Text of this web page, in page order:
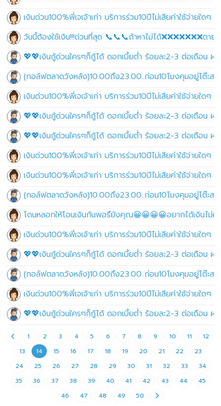
เงินด่วน100%พี่เจเจ้าเก่า บริการร่วม10ปีไม่เสียค่าใช้จ่ายใดๆ
วันนี้ต้องใช้เงิน!!!ด่วนที่สุด 📞📞📞ถ้าหาไม่ได้❌❌❌❌❌❌❌ต
💖💖เงินกู้ด่วนใครๆก็กู้ได้ ดอกเบี้ยต่ำ ร้อยละ2-3 ต่อเดือน ผ่
(กอล์ฟตลาดวังหลัง)10.00ถึง23.00..ก่อน10โมงคุมอยู่โต๊ะสนุ
เงินด่วน100%พี่เจเจ้าเก่า บริการร่วม10ปีไม่เสียค่าใช้จ่ายใดๆ
💖💖เงินกู้ด่วนใครๆก็กู้ได้ ดอกเบี้ยต่ำ ร้อยละ2-3 ต่อเดือน ผ่
💖💖เงินกู้ด่วนใครๆก็กู้ได้ ดอกเบี้ยต่ำ ร้อยละ2-3 ต่อเดือน ผ่
เงินด่วน100%พี่เจเจ้าเก่า บริการร่วม10ปีไม่เสียค่าใช้จ่ายใดๆ
เงินด่วน100%พี่เจเจ้าเก่า บริการร่วม10ปีไม่เสียค่าใช้จ่ายใดๆ
(กอล์ฟตลาดวังหลัง)10.00ถึง23.00..ก่อน10โมงคุมอยู่โต๊ะสนุ
โดนหลอกให้โอนเงินกันพอรึยังคุณ😀😀😀😀อยากได้เงินไม่คิ
เงินด่วน100%พี่เจเจ้าเก่า บริการร่วม10ปีไม่เสียค่าใช้จ่ายใดๆ
💖💖เงินกู้ด่วนใครๆก็กู้ได้ ดอกเบี้ยต่ำ ร้อยละ2-3 ต่อเดือน ผ่
(กอล์ฟตลาดวังหลัง)10.00ถึง23.00..ก่อน10โมงคุมอยู่โต๊ะสนุ
เงินด่วน100%พี่เจเจ้าเก่า บริการร่วม10ปีไม่เสียค่าใช้จ่ายใดๆ
💖💖เงินกู้ด่วนใครๆก็กู้ได้ ดอกเบี้ยต่ำ ร้อยละ2-3 ต่อเดือน ผ่
1 2 3 4 5 6 7 8 9 10 11
12
13
14 15 16 17 18 19 20 21 22
23
24
25 26 27 28 29 30 31 32 33
34
35
36 37 38 39 40 41 42 43 44
45
46
47 48 49 50